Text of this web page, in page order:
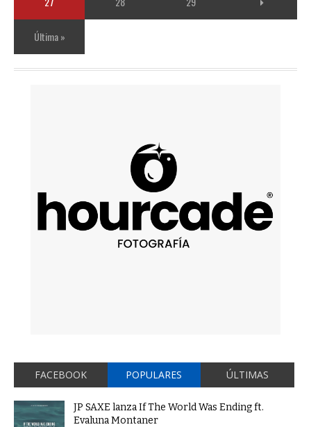
Última »
FACEBOOK POPULARES ÚLTIMAS
JP SAXE lanza If The World Was Ending ft.
Evaluna Montaner